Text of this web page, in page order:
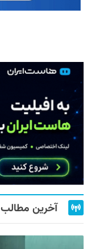
آخرین مطالب